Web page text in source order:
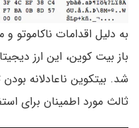
به دلیل اقدامات ناکاموتو
باز بیت کوین، این ارز
شد. بیتکوین ناعادلانه
ثالث مورد اطمینان برای